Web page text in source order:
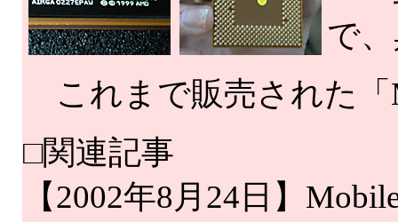
で
これまで販売された「
□関連記事
【2002年8月24日】